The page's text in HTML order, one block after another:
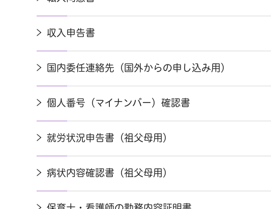
収入申告書
国内委任連絡先（国外からの申し込み用）
個人番号（マイナンバー）確認書
就労状況申告書（祖父母用）
病状内容確認書（祖父母用）